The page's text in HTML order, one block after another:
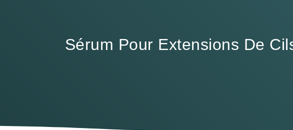
Sérum Pour Extensions De